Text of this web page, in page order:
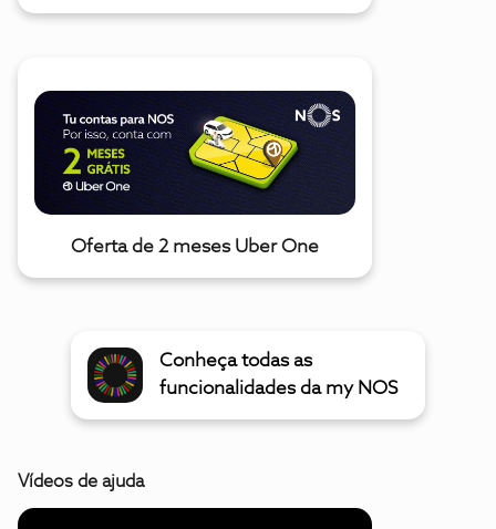
Oferta de 2 meses Uber One
Conheça todas as
funcionalidades da my NOS
Vídeos de ajuda